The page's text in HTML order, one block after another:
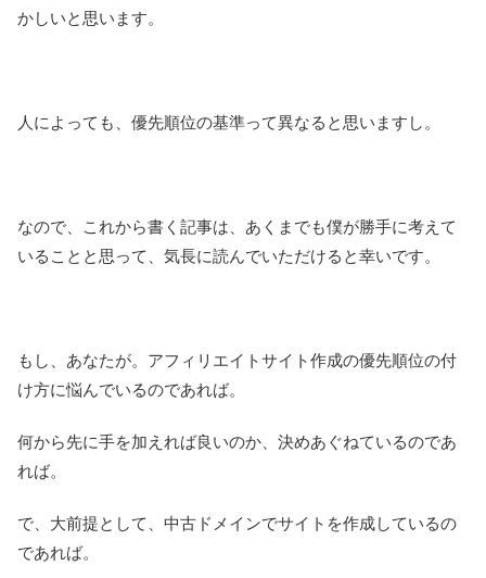
かしいと思います。
人によっても、優先順位の基準って異なると思いますし。
なので、これから書く記事は、あくまでも僕が勝手に考えて
いることと思って、気長に読んでいただけると幸いです。
もし、あなたが。アフィリエイトサイト作成の優先順位の付
け方に悩んでいるのであれば。
何から先に手を加えれば良いのか、決めあぐねているのであ
れば。
で、大前提として、中古ドメインでサイトを作成しているの
であれば。